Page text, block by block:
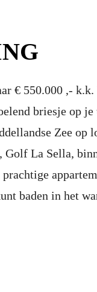
€ 550.000 ,-
briesje op
Zee op
Golf La Sella,
baden in het